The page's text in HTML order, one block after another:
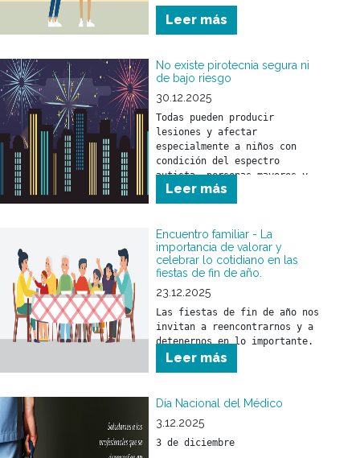
afectar a personas de
Leer más
No existe pirotecnia segura ni
de bajo riesgo
30.12.2025
Todas pueden producir
lesiones y afectar
especialmente a niños con
condición del espectro
autista, personas mayores y
animales.
Leer más
Encuentro familiar - La
importancia de valorar y
celebrar lo cotidiano en las
fiestas de fin de año.
23.12.2025
Las fiestas de fin de año nos
invitan a reencontrarnos y a
detenernos en lo importante.
Leer más
Día Nacional del Médico
3.12.2025
3 de diciembre